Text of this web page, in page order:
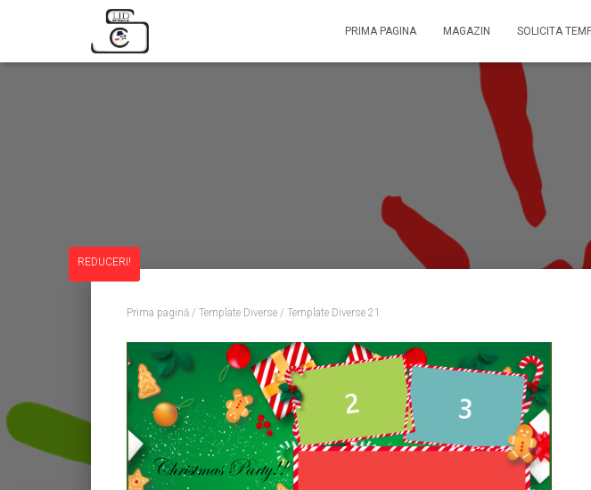
PRIMA PAGINA MAGAZIN SOLICITA
REDUCERI!
Prima pagină / Template Diverse / Template Diverse 21